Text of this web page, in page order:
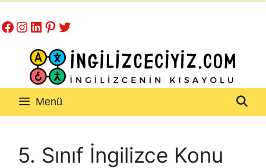
atla
Facebook
Instagram
LinkedIn
Pinterest
Twitter
Menü
5. Sınıf İngilizce Konu